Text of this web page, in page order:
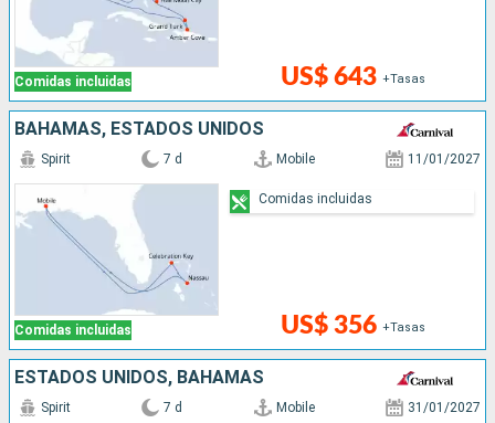
Comidas incluidas US$ 643 +Tasas
BAHAMAS, ESTADOS UNIDOS
Comidas incluidas
Spirit 7 d Mobile 11/01/2027
US$ 356 +Tasas
Comidas incluidas
ESTADOS UNIDOS, BAHAMAS
Spirit 7 d Mobile 31/01/2027